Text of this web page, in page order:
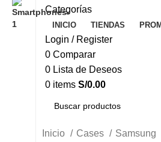
Categorías
INICIO TIENDAS
Login / Register
0 Comparar
0 Lista de Deseos
0 items S/0.00
Inicio Cases Samsung